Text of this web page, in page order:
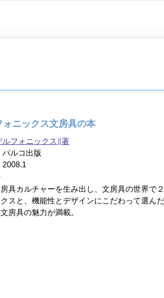
ォニックス文房具の本
ルフォニックス∥著
パルコ出版
2008.1
具カルチャーを生み出し、文房具の世界で
スと、機能性とデザインにこだわって選ん
房具の魅力が満載。